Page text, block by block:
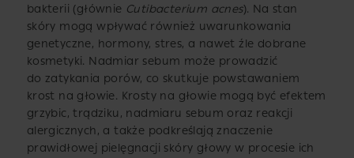
bakterii (głównie Cutibacterium acnes). Na stan
skóry mogą wpływać również uwarunkowania
genetyczne, hormony, stres, a nawet źle dobrane
kosmetyki. Nadmiar sebum może prowadzić
do zatykania porów, co skutkuje powstawaniem
krost na głowie. Krosty na głowie mogą być efektem
grzybic, trądziku, nadmiaru sebum oraz reakcji
alergicznych, a także podkreślają znaczenie
prawidłowej pielęgnacji skóry głowy w procesie ich